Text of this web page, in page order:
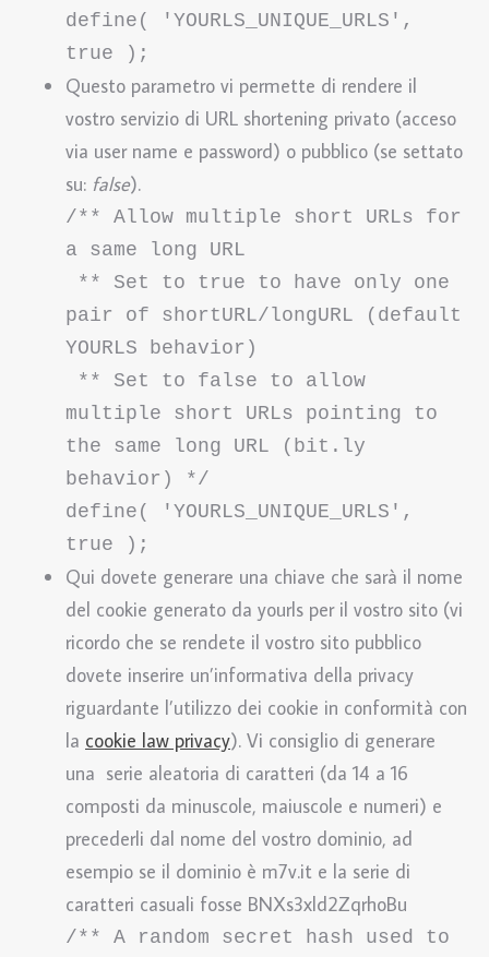
define( 'YOURLS_UNIQUE_URLS',
true );
Questo parametro vi permette di rendere il
vostro servizio di URL shortening privato (acceso
via user name e password) o pubblico (se settato
su: false).
/** Allow multiple short URLs for
a same long URL
pair of shortURL/longURL (default
YOURLS behavior)
multiple short URLs pointing to
the same long URL (bit.ly
behavior) */
define( 'YOURLS_UNIQUE_URLS',
true );
Qui dovete generare una chiave che sarà il nome
del cookie generato da yourls per il vostro sito (vi
ricordo che se rendete il vostro sito pubblico
dovete inserire un’informativa della privacy
riguardante l’utilizzo dei cookie in conformità con
la cookie law privacy). Vi consiglio di generare
una serie aleatoria di caratteri (da 14 a 16
composti da minuscole, maiuscole e numeri) e
precederli dal nome del vostro dominio, ad
esempio se il dominio è m7v.it e la serie di
caratteri casuali fosse BNXs3xld2ZqrhoBu
/** A random secret hash used to